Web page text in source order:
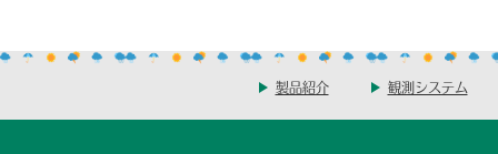
製品紹介 観測システム